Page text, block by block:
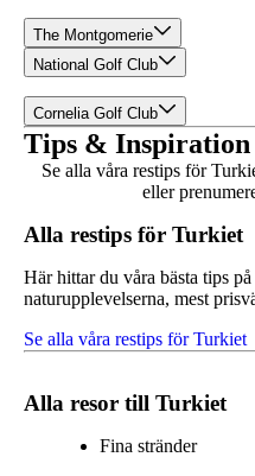
The Montgomerie
National Golf Club
Cornelia Golf Club
Tips & Inspiration
Se alla våra restips för
eller
Alla restips för Turkiet
Här hittar du våra bästa tips
naturupplevelserna, mest
Se alla våra restips för Turkiet
Alla resor till Turkiet
Fina stränder